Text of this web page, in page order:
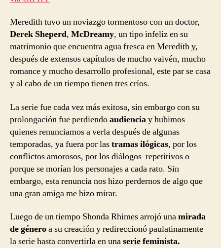
Meredith tuvo un noviazgo tormentoso con un doctor,
Derek Sheperd, McDreamy, un tipo infeliz en su
matrimonio que encuentra agua fresca en Meredith y,
después de extensos capítulos de mucho vaivén, mucho
romance y mucho desarrollo profesional, este par se casa
y al cabo de un tiempo tienen tres críos.
La serie fue cada vez más exitosa, sin embargo con su
prolongación fue perdiendoaudienciay hubimos
quienes renunciamos a verla después de algunas
temporadas, ya fuera por lastramas ilógicas, por los
conflictos amorosos, por los diálogos repetitivos o
porque se morían los personajes a cada rato. Sin
embargo, esta renuncia nos hizo perdernos de algo que
una gran amiga me hizo mirar.
Luego de un tiempo Shonda Rhimes arrojó unamirada
de géneroa su creación y redireccionó paulatinamente
la serie hasta convertirla en unaserie feminista.